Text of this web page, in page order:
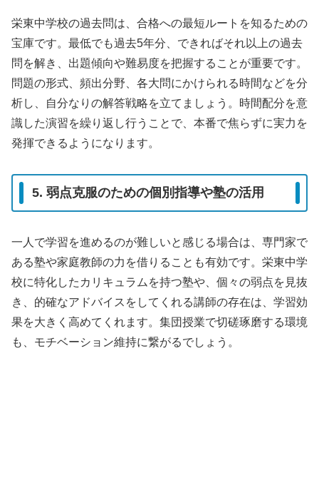
栄東中学校の過去問は、合格への最短ルートを知るための
宝庫です。最低でも過去5年分、できればそれ以上の過去
問を解き、出題傾向や難易度を把握することが重要です。
問題の形式、頻出分野、各大問にかけられる時間などを分
析し、自分なりの解答戦略を立てましょう。時間配分を意
識した演習を繰り返し行うことで、本番で焦らずに実力を
発揮できるようになります。
5. 弱点克服のための個別指導や塾の活用
一人で学習を進めるのが難しいと感じる場合は、専門家で
ある塾や家庭教師の力を借りることも有効です。栄東中学
校に特化したカリキュラムを持つ塾や、個々の弱点を見抜
き、的確なアドバイスをしてくれる講師の存在は、学習効
果を大きく高めてくれます。集団授業で切磋琢磨する環境
も、モチベーション維持に繋がるでしょう。